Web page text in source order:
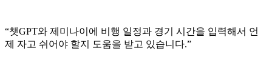
“챗GPT와 제미나이에 비행 일정과 경기 시간을 입력해서 언
제 자고 쉬어야 할지 도움을 받고 있습니다.”